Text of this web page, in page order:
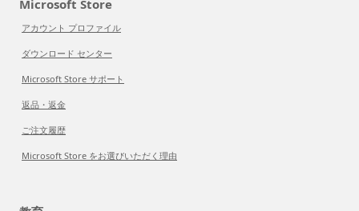
Microsoft Store
アカウント プロファイル
ダウンロード センター
Microsoft Store サポート
返品・返金
ご注文履歴
Microsoft Store をお選びいただく理由